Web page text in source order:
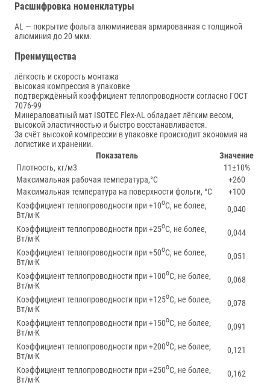
Расшифровка номенклатуры
AL — покрытие фольга алюминиевая армированная с толщиной
алюминия до 20 мкм.
Преимущества
лёгкость и скорость монтажа
высокая компрессия в упаковке
подтверждённый коэффициент теплопроводности согласно ГОСТ
7076-99
Минераловатный мат ISOTEC Flex-AL обладает лёгким весом,
высокой эластичностью и быстро восстанавливается.
За счёт высокой компрессии в упаковке происходит экономия на
логистике и хранении.
Показатель
Значение
Плотность, кг/м3
11±10%
Максимальная рабочая температура,°С
+260
Максимальная температура на поверхности фольги, °С
+100
Коэффициент теплопроводности при +10оС, не более,
Вт/м·К
0,040
Коэффициент теплопроводности при +25оС, не более,
Вт/м·К
0,044
Коэффициент теплопроводности при +50оС, не более,
Вт/м·К
0,051
Коэффициент теплопроводности при +100оС, не более,
Вт/м·К
0,068
Коэффициент теплопроводности при +125оС, не более,
Вт/м·К
0,078
Коэффициент теплопроводности при +150оС, не более,
Вт/м·К
0,091
Коэффициент теплопроводности при +200оС, не более,
Вт/м·К
0,121
Коэффициент теплопроводности при +250оС, не более,
Вт/м·К
0,162